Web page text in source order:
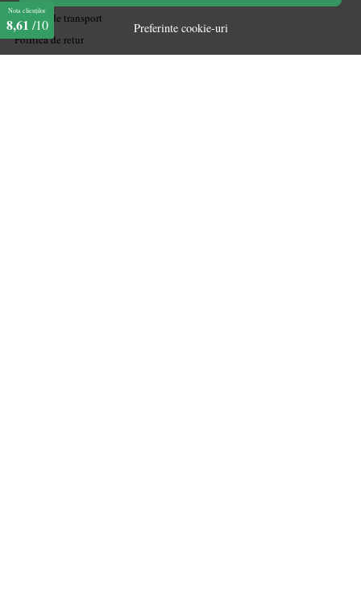
Preferinte cookie-uri
Politica de transport
Politica de retur
Nota clienților
8,61 /10